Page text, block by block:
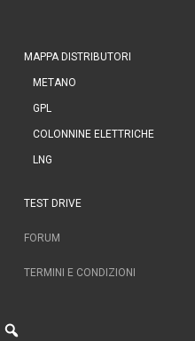
MAPPA DISTRIBUTORI
METANO
GPL
COLONNINE ELETTRICHE
LNG
TEST DRIVE
FORUM
TERMINI E CONDIZIONI